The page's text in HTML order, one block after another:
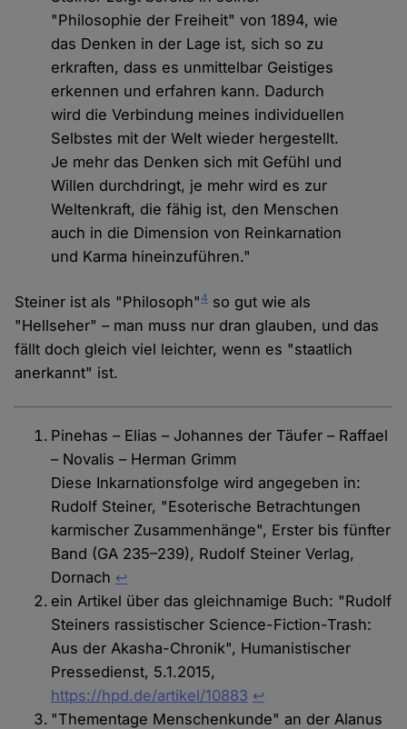
"Philosophie der Freiheit" von 1894, wie
das Denken in der Lage ist, sich so zu
erkraften, dass es unmittelbar Geistiges
erkennen und erfahren kann. Dadurch
wird die Verbindung meines individuellen
Selbstes mit der Welt wieder hergestellt.
Je mehr das Denken sich mit Gefühl und
Willen durchdringt, je mehr wird es zur
Weltenkraft, die fähig ist, den Menschen
auch in die Dimension von Reinkarnation
und Karma hineinzuführen."
Steiner ist als "Philosoph"4 so gut wie als
"Hellseher" – man muss nur dran glauben, und das
fällt doch gleich viel leichter, wenn es "staatlich
anerkannt" ist.
Pinehas – Elias – Johannes der Täufer – Raffael
– Novalis – Herman Grimm
Diese Inkarnationsfolge wird angegeben in:
Rudolf Steiner, "Esoterische Betrachtungen
karmischer Zusammenhänge", Erster bis fünfter
Band (GA 235–239), Rudolf Steiner Verlag,
Dornach ↩
ein Artikel über das gleichnamige Buch: "Rudolf
Steiners rassistischer Science-Fiction-Trash:
Aus der Akasha-Chronik", Humanistischer
Pressedienst, 5.1.2015,
https://hpd.de/artikel/10883 ↩︎
"Thementage Menschenkunde" an der Alanus